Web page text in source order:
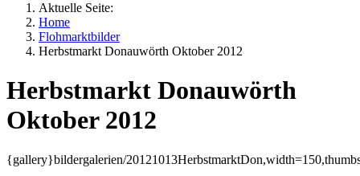
Aktuelle Seite:
Home
Flohmarktbilder
Herbstmarkt Donauwörth Oktober 2012
Herbstmarkt Donauwörth
Oktober 2012
{gallery}bildergalerien/